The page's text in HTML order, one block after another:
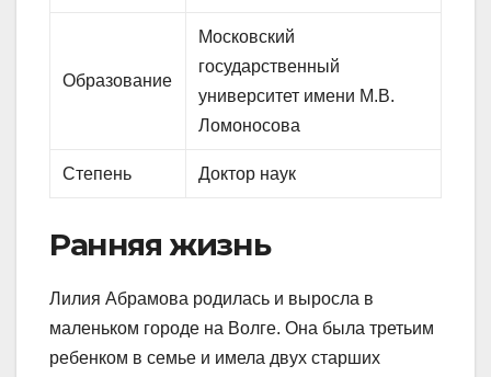
Образование
Московский
государственный
университет имени М.В.
Ломоносова
Степень Доктор наук
Ранняя жизнь
Лилия Абрамова родилась и выросла в
маленьком городе на Волге. Она была третьим
ребенком в семье и имела двух старших